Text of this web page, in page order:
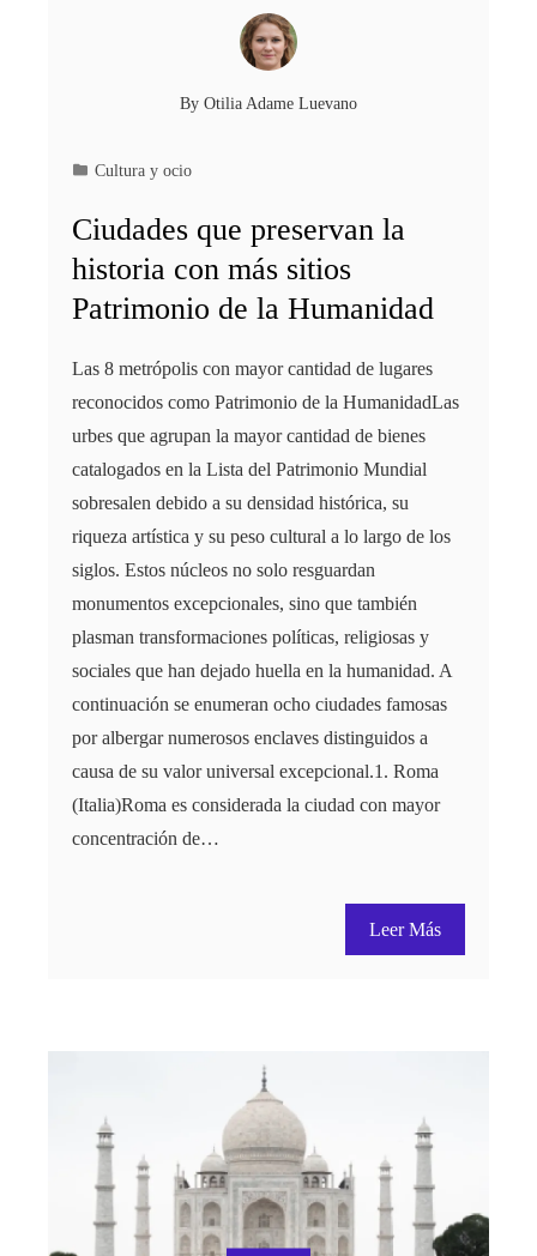
By Otilia Adame Luevano
Cultura y ocio
Ciudades que preservan la
historia con más sitios
Patrimonio de la Humanidad
Las 8 metrópolis con mayor cantidad de lugares
reconocidos como Patrimonio de la HumanidadLas
urbes que agrupan la mayor cantidad de bienes
catalogados en la Lista del Patrimonio Mundial
sobresalen debido a su densidad histórica, su
riqueza artística y su peso cultural a lo largo de los
siglos. Estos núcleos no solo resguardan
monumentos excepcionales, sino que también
plasman transformaciones políticas, religiosas y
sociales que han dejado huella en la humanidad. A
continuación se enumeran ocho ciudades famosas
por albergar numerosos enclaves distinguidos a
causa de su valor universal excepcional.1. Roma
(Italia)Roma es considerada la ciudad con mayor
concentración de…
Leer Más